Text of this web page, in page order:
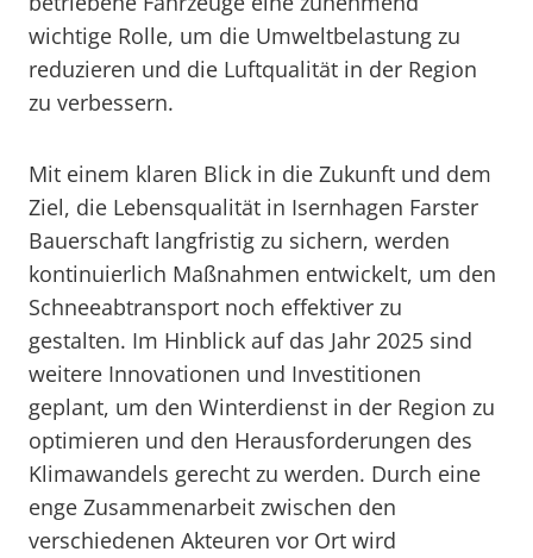
wichtige Rolle, um die Umweltbelastung zu
reduzieren und die Luftqualität in der Region
zu verbessern.
Mit einem klaren Blick in die Zukunft und dem
Ziel, die Lebensqualität in Isernhagen Farster
Bauerschaft langfristig zu sichern, werden
kontinuierlich Maßnahmen entwickelt, um den
Schneeabtransport noch effektiver zu
gestalten. Im Hinblick auf das Jahr 2025 sind
weitere Innovationen und Investitionen
geplant, um den Winterdienst in der Region zu
optimieren und den Herausforderungen des
Klimawandels gerecht zu werden. Durch eine
enge Zusammenarbeit zwischen den
verschiedenen Akteuren vor Ort wird